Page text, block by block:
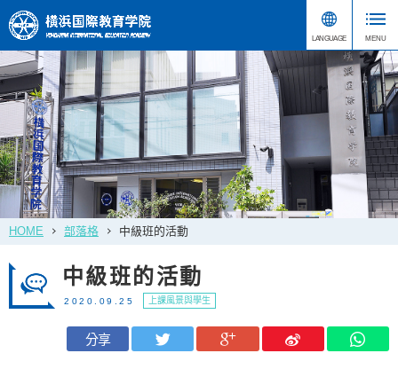
HOME 部落格 中級班的活動
中級班的活動
2020.09.25 上課風景與學生
分享